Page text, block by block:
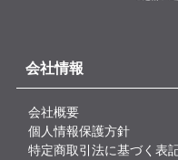
会社情報
会社概要
個人情報保護方針
特定商取引法に基づく表